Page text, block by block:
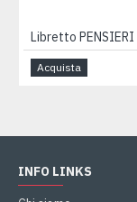
Acquista
INFO LINKS